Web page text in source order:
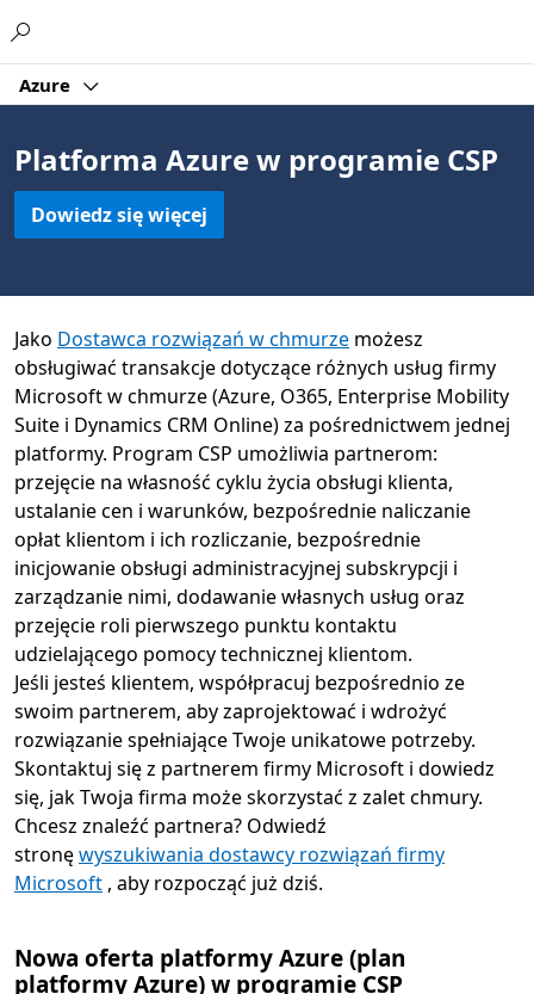
Azure
Platforma Azure w programie CSP
Dowiedz się więcej
Jako Dostawca rozwiązań w chmurze możesz
obsługiwać transakcje dotyczące różnych usług firmy
Microsoft w chmurze (Azure, O365, Enterprise Mobility
Suite i Dynamics CRM Online) za pośrednictwem jednej
platformy. Program CSP umożliwia partnerom:
przejęcie na własność cyklu życia obsługi klienta,
ustalanie cen i warunków, bezpośrednie naliczanie
opłat klientom i ich rozliczanie, bezpośrednie
inicjowanie obsługi administracyjnej subskrypcji i
zarządzanie nimi, dodawanie własnych usług oraz
przejęcie roli pierwszego punktu kontaktu
udzielającego pomocy technicznej klientom.
Jeśli jesteś klientem, współpracuj bezpośrednio ze
swoim partnerem, aby zaprojektować i wdrożyć
rozwiązanie spełniające Twoje unikatowe potrzeby.
Skontaktuj się z partnerem firmy Microsoft i dowiedz
się, jak Twoja firma może skorzystać z zalet chmury.
Chcesz znaleźć partnera? Odwiedź
stronęwyszukiwania dostawcy rozwiązań firmy
Microsoft , aby rozpocząć już dziś.
Nowa oferta platformy Azure (plan
platformy Azure) w programie CSP